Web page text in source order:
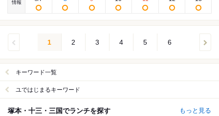
情報
1 2 3 4 5 6
キーワード一覧
ユではじまるキーワード
塚本・十三・三国でランチを探す もっと見る